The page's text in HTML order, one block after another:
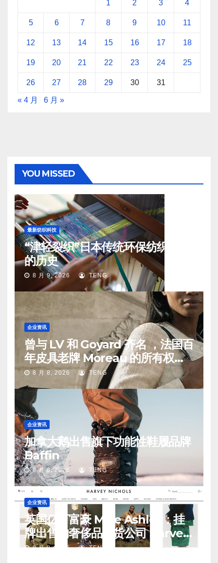
1 2 3 4
5 6 7 8 9 10 11
12 13 14 15 16 17 18
19 20 21 22 23 24 25
26 27 28 29 30 31
« 4 月 6 月 »
YOU MISSED
最新纺织科技
“津轻裂织”日本传统环保纺织工艺
的历史
8 月 9, 2026 TENG
企业资讯
曾与 LV 和 Goyard 齐名 ，法国百
年皮具老牌 Moreau 的所有权易
手8 月 8, 2026 TENG
企业资讯
加拿大鹅出售旗下功能性鞋履品牌
Baffin
8 月 8, 2026 TENG
企业资讯
英国亿万富豪 Mike Ashley：挂
牌出售的奢侈品百货公司 Harvey
Nichols 正陷入“死亡螺旋”
8 月 8, 2026 TENG